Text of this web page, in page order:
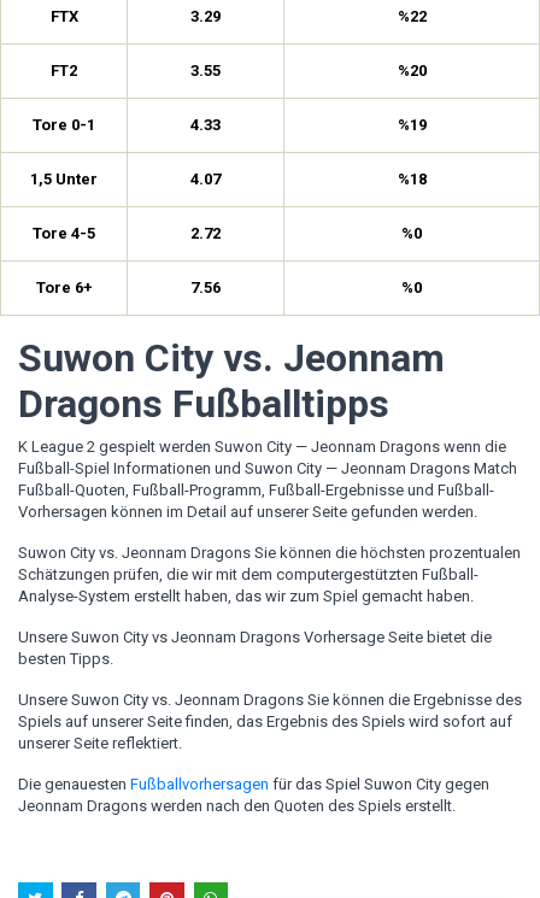
FTX 3.29 %22
FT2 3.55 %20
Tore 0-1 4.33 %19
1,5 Unter 4.07 %18
Tore 4-5 2.72 %0
Tore 6+ 7.56 %0
Suwon City vs. Jeonnam
Dragons Fußballtipps
K League 2 gespielt werden Suwon City — Jeonnam Dragons wenn die
Fußball-Spiel Informationen und Suwon City — Jeonnam Dragons Match
Fußball-Quoten, Fußball-Programm, Fußball-Ergebnisse und Fußball-
Vorhersagen können im Detail auf unserer Seite gefunden werden.
Suwon City vs. Jeonnam Dragons Sie können die höchsten prozentualen
Schätzungen prüfen, die wir mit dem computergestützten Fußball-
Analyse-System erstellt haben, das wir zum Spiel gemacht haben.
Unsere Suwon City vs Jeonnam Dragons Vorhersage Seite bietet die
besten Tipps.
Unsere Suwon City vs. Jeonnam Dragons Sie können die Ergebnisse des
Spiels auf unserer Seite finden, das Ergebnis des Spiels wird sofort auf
unserer Seite reflektiert.
Die genauesten Fußballvorhersagen für das Spiel Suwon City gegen
Jeonnam Dragons werden nach den Quoten des Spiels erstellt.